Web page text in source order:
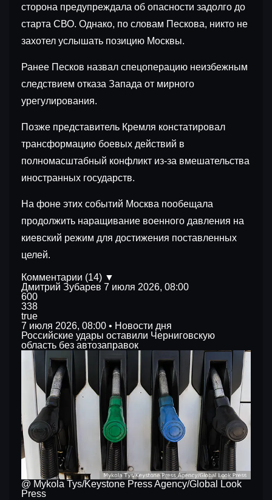
сторона предупреждала об опасности задолго до
старта СВО. Однако, по словам Пескова, никто не
захотел услышать позицию Москвы.
Ранее Песков назвал спецоперацию неизбежным
следствием отказа Запада от мирного
урегулирования.
Позже представитель Кремля констатировал
трансформацию боевых действий в
полномасштабный конфликт из-за вмешательства
иностранных государств.
На фоне этих событий Москва пообещала
продолжить наращивание военного давления на
киевский режим для достижения поставленных
целей.
Комментарии (14) ▼
Дмитрий Зубарев 7 июля 2026, 08:00
600
338
true
7 июля 2026, 08:00 • Новости дня
Российские удары оставили Черниговскую
область без автозаправок
@ Mykola Tys/Keystone Press Agency/Global Look
Press